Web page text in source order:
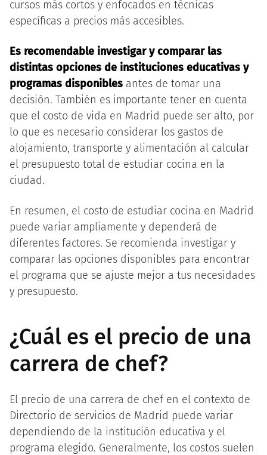
cursos más cortos y enfocados en técnicas
específicas a precios más accesibles.
Es recomendable investigar y comparar las
distintas opciones de instituciones educativas y
programas disponibles antes de tomar una
decisión. También es importante tener en cuenta
que el costo de vida en Madrid puede ser alto, por
lo que es necesario considerar los gastos de
alojamiento, transporte y alimentación al calcular
el presupuesto total de estudiar cocina en la
ciudad.
En resumen, el costo de estudiar cocina en Madrid
puede variar ampliamente y dependerá de
diferentes factores. Se recomienda investigar y
comparar las opciones disponibles para encontrar
el programa que se ajuste mejor a tus necesidades
y presupuesto.
¿Cuál es el precio de una
carrera de chef?
El precio de una carrera de chef en el contexto de
Directorio de servicios de Madrid puede variar
dependiendo de la institución educativa y el
programa elegido. Generalmente, los costos suelen